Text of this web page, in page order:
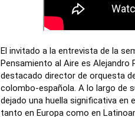
El invitado a la entrevista de la
Pensamiento al Aire es Alejandro
destacado director de orquesta
colombo-española. A lo largo de
dejado una huella significativa en
tanto en Europa como en